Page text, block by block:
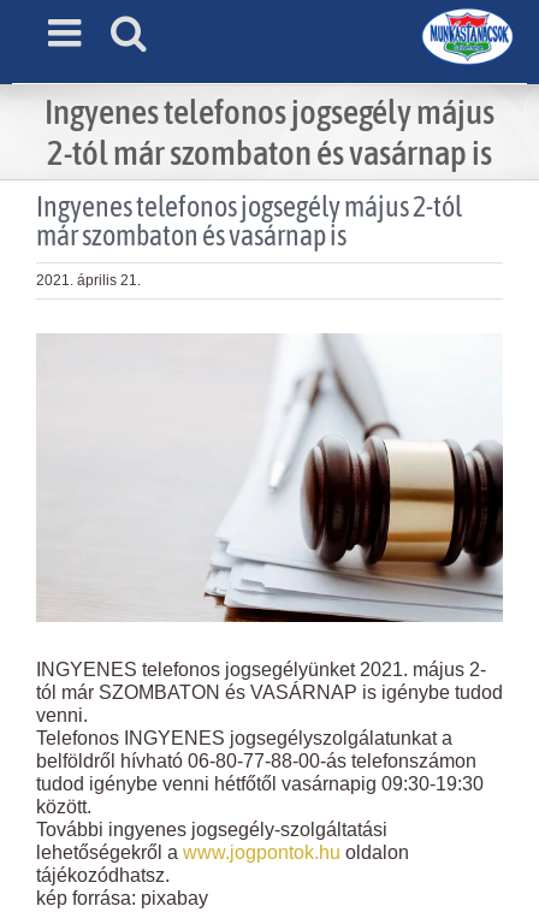
Ingyenes telefonos jogsegély május
2-tól már szombaton és vasárnap is
Ingyenes telefonos jogsegély május 2-tól
már szombaton és vasárnap is
2021. április 21.
INGYENES telefonos jogsegélyünket 2021. május 2-
tól már SZOMBATON és VASÁRNAP is igénybe tudod
venni.
Telefonos INGYENES jogsegélyszolgálatunkat a
belföldről hívható 06-80-77-88-00-ás telefonszámon
tudod igénybe venni hétfőtől vasárnapig 09:30-19:30
között.
További ingyenes jogsegély-szolgáltatási
lehetőségekről a www.jogpontok.hu oldalon
tájékozódhatsz.
kép forrása: pixabay